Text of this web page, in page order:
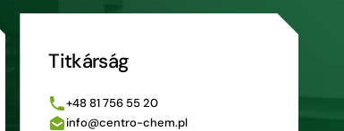
Titkárság
+48 81 756 55 20
info@centro-chem.pl